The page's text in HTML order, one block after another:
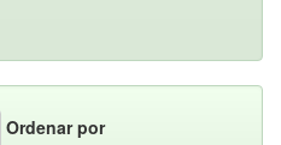
Ordenar por